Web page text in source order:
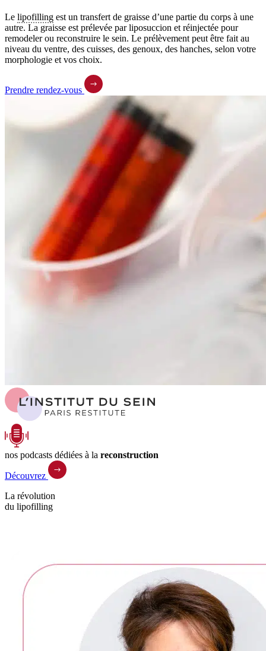
Le lipofilling est un transfert de graisse d’une partie du corps à une
autre. La graisse est prélevée par liposuccion et réinjectée pour
remodeler ou reconstruire le sein. Le prélèvement peut être fait au
niveau du ventre, des cuisses, des genoux, des hanches, selon votre
morphologie et vos choix.
Prendre rendez-vous
nos podcasts dédiées à la reconstruction
Découvrez
La révolution
du lipofilling